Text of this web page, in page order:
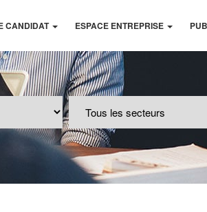
CANDIDAT ESPACE ENTREPRISE